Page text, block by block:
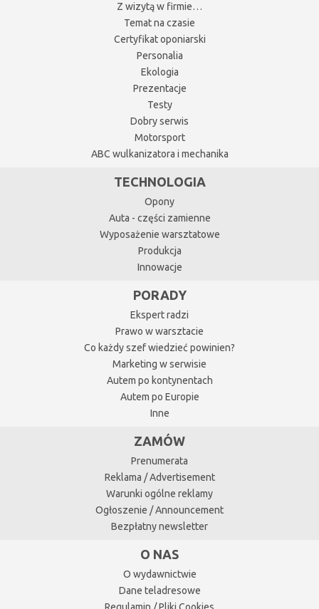
Z wizytą w firmie…
Temat na czasie
Certyfikat oponiarski
Personalia
Ekologia
Prezentacje
Testy
Dobry serwis
Motorsport
ABC wulkanizatora i mechanika
TECHNOLOGIA
Opony
Auta - części zamienne
Wyposażenie warsztatowe
Produkcja
Innowacje
PORADY
Ekspert radzi
Prawo w warsztacie
Co każdy szef wiedzieć powinien?
Marketing w serwisie
Autem po kontynentach
Autem po Europie
Inne
ZAMÓW
Prenumerata
Reklama / Advertisement
Warunki ogólne reklamy
Ogłoszenie / Announcement
Bezpłatny newsletter
O NAS
O wydawnictwie
Dane teladresowe